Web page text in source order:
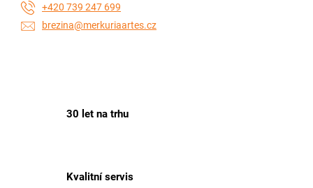
30 let na trhu
Kvalitní servis
+420 739 247 699
brezina@merkuriaartes.cz